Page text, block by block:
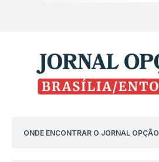
ONDE ENCONTRAR O JORNAL OPÇÃO